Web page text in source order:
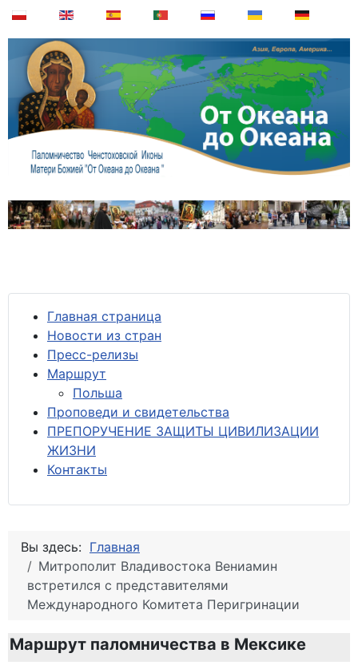
Главная страница
Новости из стран
Пресс-релизы
Маршрут
Польша
Проповеди и свидетельства
ПРЕПОРУЧЕНИЕ ЗАЩИТЫ ЦИВИЛИЗАЦИИ
ЖИЗНИ
Контакты
Вы здесь: Главная
Митрополит Владивостока Вениамин
встретился с представителями
Международного Комитета Перигринации
Маршрут паломничества в Мексике